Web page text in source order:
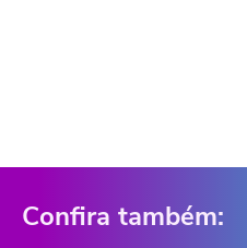
Confira também: